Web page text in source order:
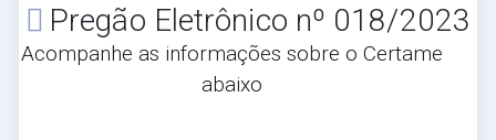
Pregão Eletrônico nº 018/2023
Acompanhe as informações sobre o Certame
abaixo